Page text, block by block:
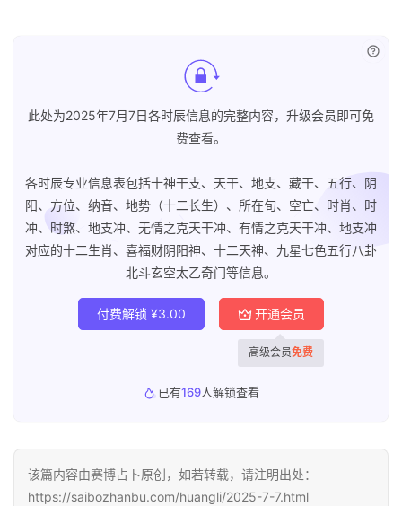
此处为2025年7月7日各时辰信息的完整内容，升级会员即可免
费查看。
各时辰专业信息表包括十神干支、天干、地支、藏干、五行、阴
阳、方位、纳音、地势（十二长生）、所在旬、空亡、时肖、时
冲、时煞、地支冲、无情之克天干冲、有情之克天干冲、地支冲
对应的十二生肖、喜福财阴阳神、十二天神、九星七色五行八卦
北斗玄空太乙奇门等信息。
付费解锁 ¥3.00 开通会员
高级会员免费
已有169人解锁查看
该篇内容由赛博占卜原创，如若转载，请注明出处：
https://saibozhanbu.com/huangli/2025-7-7.html